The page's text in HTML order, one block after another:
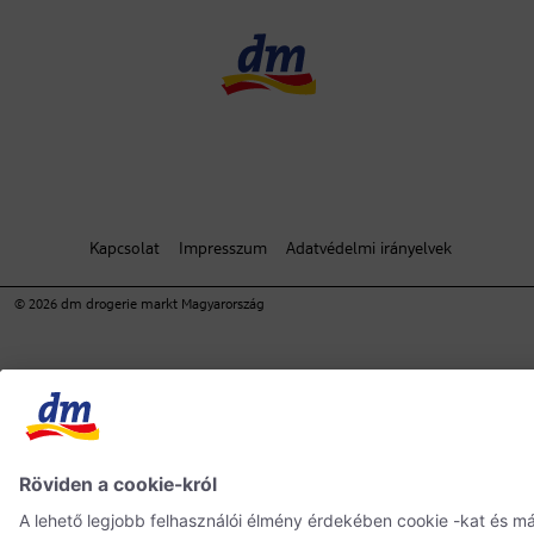
Kapcsolat Impresszum Adatvédelmi irányelvek
© 2026 dm drogerie markt Magyarország